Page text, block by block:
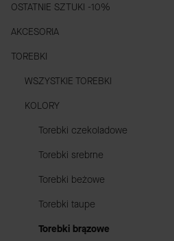
OSTATNIE SZTUKI -10%
AKCESORIA
TOREBKI
WSZYSTKIE TOREBKI
KOLORY
Torebki czekoladowe
Torebki srebrne
Torebki beżowe
Torebki taupe
Torebki brązowe